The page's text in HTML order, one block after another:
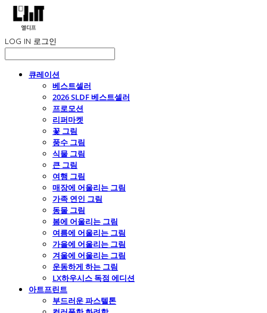
LOG IN 로그인
큐레이션
베스트셀러
2026 SLDF 베스트셀러
프로모션
리퍼마켓
꽃 그림
풍수 그림
식물 그림
큰 그림
여행 그림
매장에 어울리는 그림
가족 연인 그림
동물 그림
봄에 어울리는 그림
여름에 어울리는 그림
가을에 어울리는 그림
겨울에 어울리는 그림
운동하게 하는 그림
LX하우시스 독점 에디션
아트프린트
부드러운 파스텔톤